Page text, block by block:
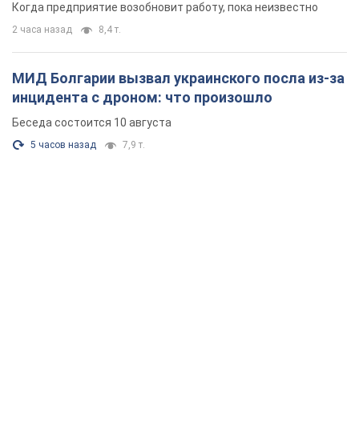
Когда предприятие возобновит работу, пока неизвестно
2 часа назад 8,4 т.
МИД Болгарии вызвал украинского посла из-за
инцидента с дроном: что произошло
Беседа состоится 10 августа
5 часов назад 7,9 т.